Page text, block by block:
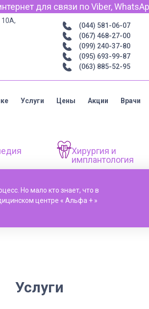
по Viber, WhatsApp и Telegram.
10А,
(044) 581-06-07
(067) 468-27-00
(099) 240-37-80
(095) 693-99-87
(063) 885-52-95
Услуги Цены Акции Врачи
Хирургия и
имплантология
Но мало кто знает, что в
центре « Альфа + »
Услуги